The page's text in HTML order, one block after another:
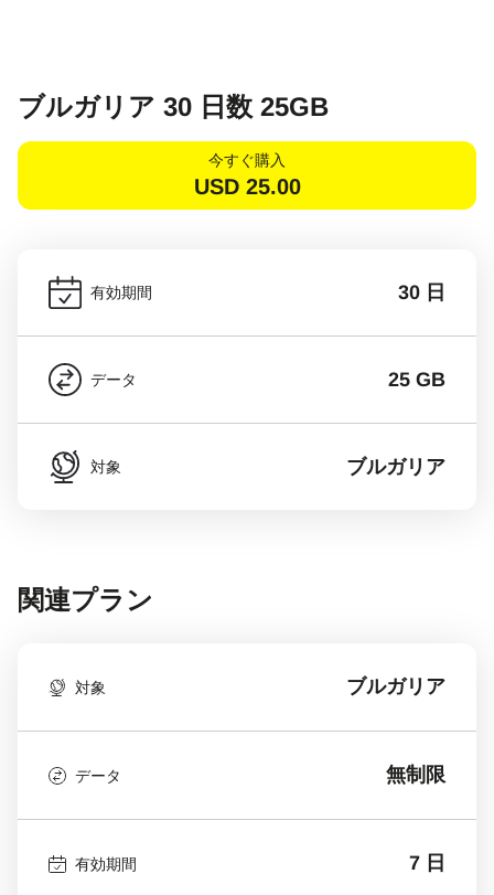
ブルガリア 30 日数 25GB
今すぐ購入
USD 25.00
有効期間 30 日
データ 25 GB
対象 ブルガリア
関連プラン
対象 ブルガリア
データ 無制限
有効期間 7 日